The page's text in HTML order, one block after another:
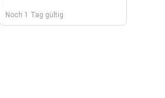
Noch 1 Tag gültig